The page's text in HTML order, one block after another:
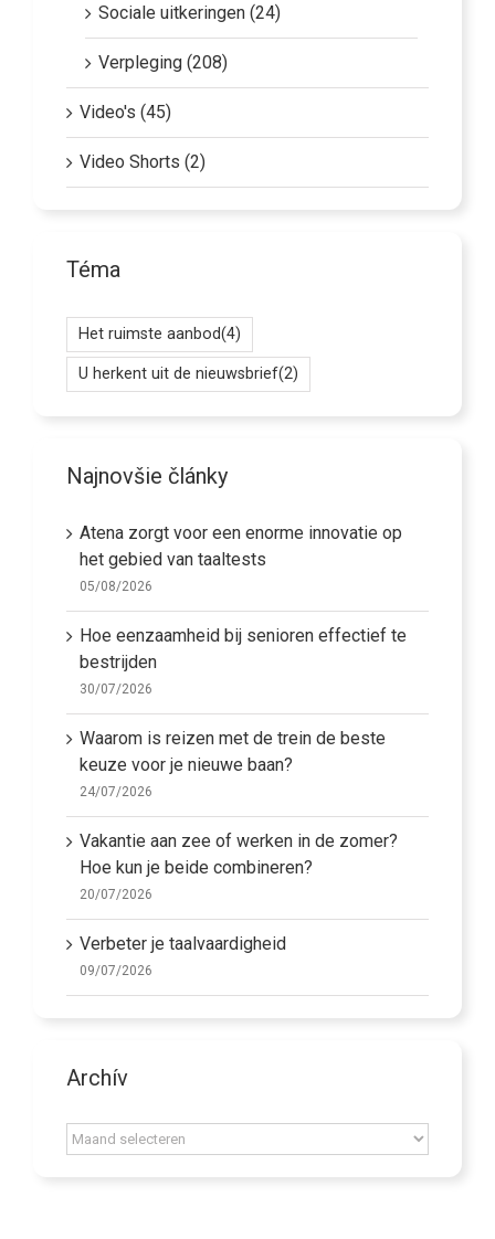
Sociale uitkeringen (24)
Verpleging (208)
Video's (45)
Video Shorts (2)
Téma
Het ruimste aanbod(4)
U herkent uit de nieuwsbrief(2)
Najnovšie články
Atena zorgt voor een enorme innovatie op
het gebied van taaltests
05/08/2026
Hoe eenzaamheid bij senioren effectief te
bestrijden
30/07/2026
Waarom is reizen met de trein de beste
keuze voor je nieuwe baan?
24/07/2026
Vakantie aan zee of werken in de zomer?
Hoe kun je beide combineren?
20/07/2026
Verbeter je taalvaardigheid
09/07/2026
Archív
Archív